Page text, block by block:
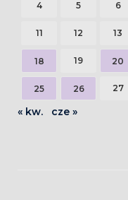
4 5 6
11 12 13
18 19 20
25 26 27
« kw. cze »